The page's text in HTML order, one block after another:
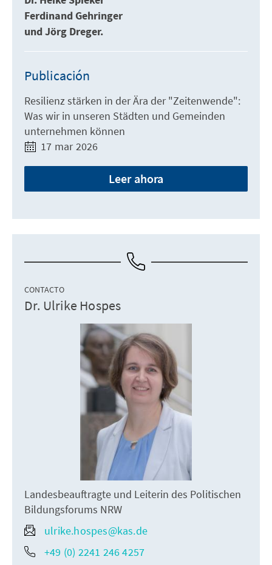
Ferdinand Gehringer
und Jörg Dreger.
Publicación
Resilienz stärken in der Ära der "Zeitenwende":
Was wir in unseren Städten und Gemeinden
unternehmen können
17 mar 2026
Leer ahora
CONTACTO
Dr. Ulrike Hospes
Landesbeauftragte und Leiterin des Politischen
Bildungsforums NRW
ulrike.hospes@kas.de
+49 (0) 2241 246 4257